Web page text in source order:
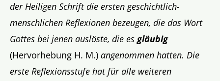
der Heiligen Schrift die ersten geschichtlich-
menschlichen Reflexionen bezeugen, die das Wort
Gottes bei jenen auslöste, die es gläubig
(Hervorhebung H. M.) angenommen hatten. Die
erste Reflexionsstufe hat für alle weiteren